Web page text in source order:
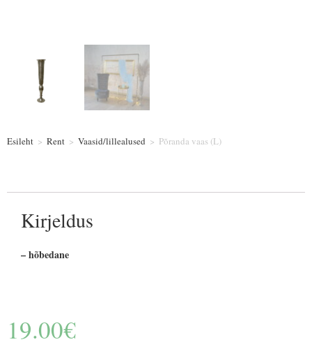
Esileht > Rent > Vaasid/lillealused > Põranda vaas (L)
Kirjeldus
– hõbedane
19.00€